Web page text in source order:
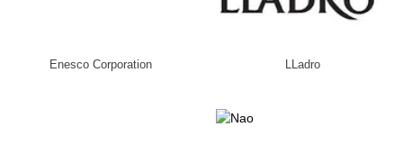
Enesco Corporation LLadro